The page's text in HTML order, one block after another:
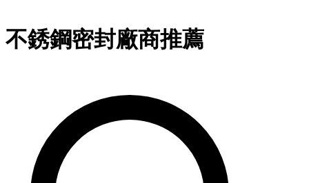
不銹鋼密封廠商推薦